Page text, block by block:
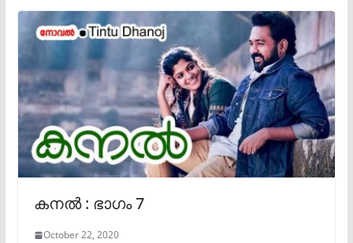
കനൽ : ഭാഗം 7
October 22, 2020